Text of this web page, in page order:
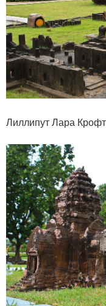
Лиллипут Лара